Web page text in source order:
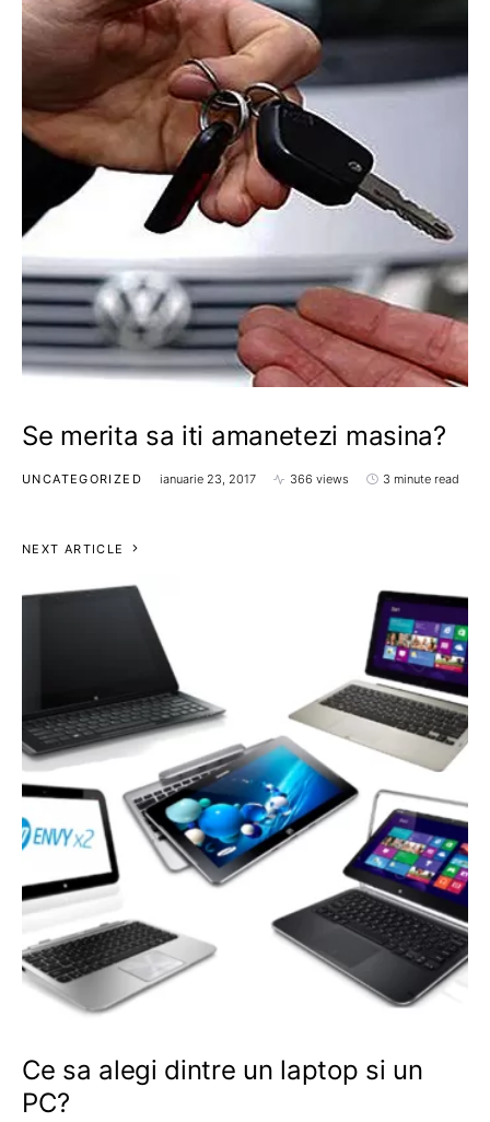
Se merita sa iti amanetezi masina?
UNCATEGORIZED ianuarie 23, 2017 366 views 3 minute read
NEXT ARTICLE
Ce sa alegi dintre un laptop si un
PC?